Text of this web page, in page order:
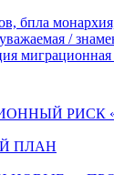
бпла
/
РИСК
ПЛАН